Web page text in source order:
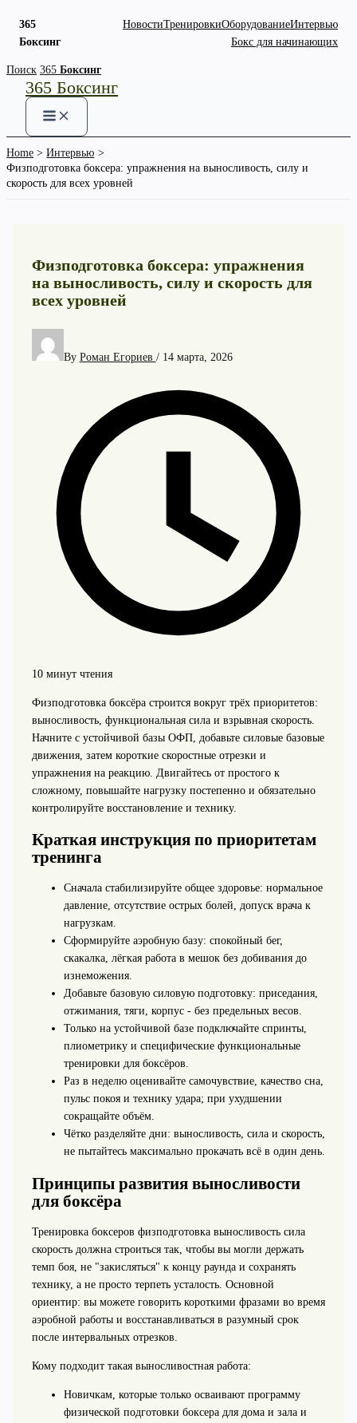
365
Боксинг
НовостиТренировкиОборудованиеИнтервью
Бокс для начинающих
Skip
content
Поиск 365 Боксинг
365 Боксинг
Home
Интервью
Физподготовка боксера: упражнения на выносливость, силу и
скорость для всех уровней
Физподготовка боксера: упражнения
на выносливость, силу и скорость для
всех уровней
By Роман Егориев / 14 марта, 2026
10 минут чтения
Физподготовка боксёра строится вокруг трёх приоритетов:
выносливость, функциональная сила и взрывная скорость.
Начните с устойчивой базы ОФП, добавьте силовые базовые
движения, затем короткие скоростные отрезки и
упражнения на реакцию. Двигайтесь от простого к
сложному, повышайте нагрузку постепенно и обязательно
контролируйте восстановление и технику.
Краткая инструкция по приоритетам
тренинга
Сначала стабилизируйте общее здоровье: нормальное
давление, отсутствие острых болей, допуск врача к
нагрузкам.
Сформируйте аэробную базу: спокойный бег,
скакалка, лёгкая работа в мешок без добивания до
изнеможения.
Добавьте базовую силовую подготовку: приседания,
отжимания, тяги, корпус - без предельных весов.
Только на устойчивой базе подключайте спринты,
плиометрику и специфические функциональные
тренировки для боксёров.
Раз в неделю оценивайте самочувствие, качество сна,
пульс покоя и технику удара; при ухудшении
сокращайте объём.
Чётко разделяйте дни: выносливость, сила и скорость,
не пытайтесь максимально прокачать всё в один день.
Принципы развития выносливости
для боксёра
Тренировка боксеров физподготовка выносливость сила
скорость должна строиться так, чтобы вы могли держать
темп боя, не "закисляться" к концу раунда и сохранять
технику, а не просто терпеть усталость. Основной
ориентир: вы можете говорить короткими фразами во время
аэробной работы и восстанавливаться в разумный срок
после интервальных отрезков.
Кому подходит такая выносливостная работа:
Новичкам, которые только осваивают программу
физической подготовки боксера для дома и зала и